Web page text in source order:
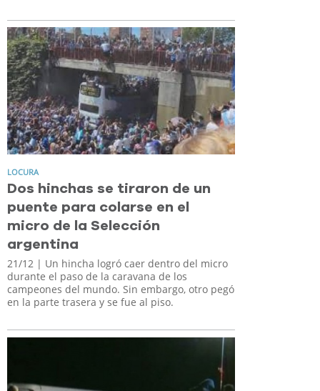
LOCURA
Dos hinchas se tiraron de un
puente para colarse en el
micro de la Selección
argentina
21/12 | Un hincha logró caer dentro del micro
durante el paso de la caravana de los
campeones del mundo. Sin embargo, otro pegó
en la parte trasera y se fue al piso.